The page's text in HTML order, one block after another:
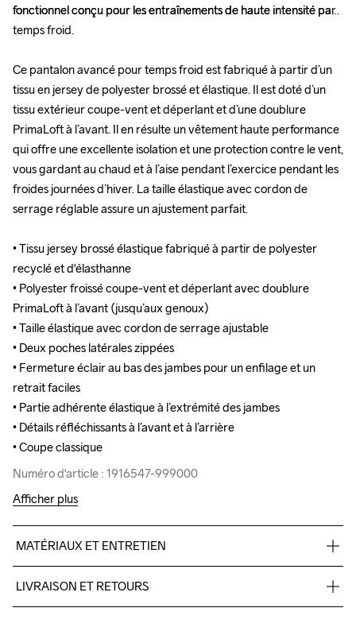
fonctionnel conçu pour les entraînements de haute intensité par
temps froid.
Ce pantalon avancé pour temps froid est fabriqué à partir d’un
tissu en jersey de polyester brossé et élastique. Il est doté d’un
tissu extérieur coupe-vent et déperlant et d’une doublure
PrimaLoft à l’avant. Il en résulte un vêtement haute performance
qui offre une excellente isolation et une protection contre le vent,
vous gardant au chaud et à l’aise pendant l’exercice pendant les
froides journées d’hiver. La taille élastique avec cordon de
serrage réglable assure un ajustement parfait.
• Tissu jersey brossé élastique fabriqué à partir de polyester
recyclé et d'élasthanne
• Polyester froissé coupe-vent et déperlant avec doublure
PrimaLoft à l’avant (jusqu’aux genoux)
• Taille élastique avec cordon de serrage ajustable
• Deux poches latérales zippées
• Fermeture éclair au bas des jambes pour un enfilage et un
retrait faciles
• Partie adhérente élastique à l’extrémité des jambes
• Détails réfléchissants à l’avant et à l’arrière
• Coupe classique
Numéro d'article : 1916547-999000
fonctionnel conçu pour les entraînements de haute intensité par
temps froid.
Ce pantalon avancé pour temps froid est fabriqué à partir d’un
tissu en jersey de polyester brossé et élastique. Il est doté d’un
tissu extérieur coupe-vent et déperlant et d’une doublure
PrimaLoft à l’avant. Il en résulte un vêtement haute performance
qui offre une excellente isolation et une protection contre le vent,
vous gardant au chaud et à l’aise pendant l’exercice pendant les
froides journées d’hiver. La taille élastique avec cordon de
serrage réglable assure un ajustement parfait.
• Tissu jersey brossé élastique fabriqué à partir de polyester
recyclé et d'élasthanne
• Polyester froissé coupe-vent et déperlant avec doublure
PrimaLoft à l’avant (jusqu’aux genoux)
• Taille élastique avec cordon de serrage ajustable
• Deux poches latérales zippées
• Fermeture éclair au bas des jambes pour un enfilage et un
retrait faciles
• Partie adhérente élastique à l’extrémité des jambes
• Détails réfléchissants à l’avant et à l’arrière
• Coupe classique
Numéro d'article : 1916547-999000
Afficher plus
MATÉRIAUX ET ENTRETIEN
recyclé, 12% Élasthanne
LIVRAISON ET RETOURS